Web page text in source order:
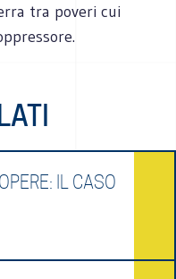
tra poveri cui
IL CASO